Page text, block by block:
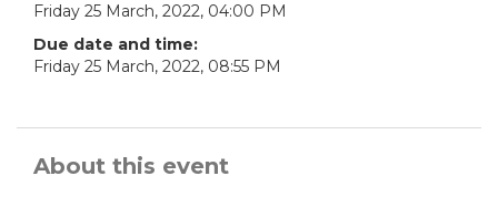
Friday 25 March, 2022, 04:00 PM
Due date and time:
Friday 25 March, 2022, 08:55 PM
About this event